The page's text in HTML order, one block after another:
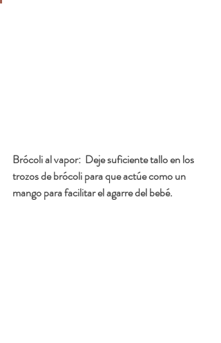
Brócoli al vapor: Deje suficiente tallo en los
trozos de brócoli para que actúe como un
mango para facilitar el agarre del bebé.